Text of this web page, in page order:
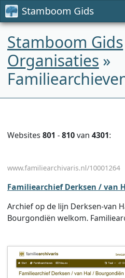
Stamboom Gids
Stamboom Gids
Organisaties »
Websites 801 -810van 4301:
www.familiearchivaris.nl/10001264
Familiearchief Derksen / van
Archief op de lijn Derksen-van
Bourgondiën welkom.